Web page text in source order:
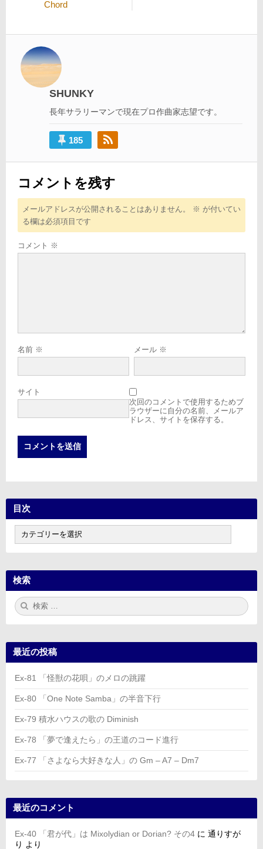
ゲ
ー
シ
Chord
SHUNKY
長年サラリーマンで現在プロ作曲家志望です。
185
コメントを残す
メールアドレスが公開されることはありません。 ※ が付いてい
る欄は必須項目です
コメント ※
名前 ※ メール ※
サイト
次回のコメントで使用するためブ
ラウザーに自分の名前、メールア
ドレス、サイトを保存する。
目次
次
検索
検
索:
最近の投稿
Ex-81 「怪獣の花唄」のメロの跳躍
Ex-80 「One Note Samba」の半音下行
Ex-79 積水ハウスの歌の Diminish
Ex-78 「夢で逢えたら」の王道のコード進行
Ex-77 「さよなら大好きな人」の Gm – A7 – Dm7
最近のコメント
Ex-40 「君が代」は Mixolydian or Dorian? その4 に 通りすが
り より